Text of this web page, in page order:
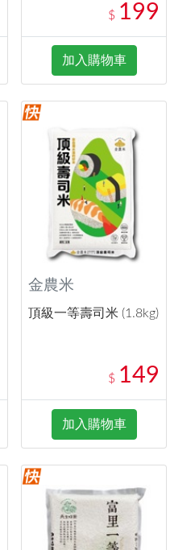
$ 199
加入購物車
金農米
頂級一等壽司米 (1.8kg)
$ 149
加入購物車